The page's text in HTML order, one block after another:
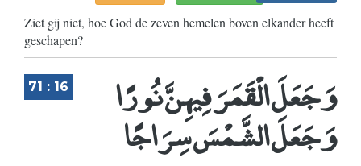
Ziet gij niet, hoe God de zeven hemelen boven elkander heeft
geschapen?
71 : 16 وَجَعَلَ الْقَمَرَ فِيهِنَّ نُورًا
وَجَعَلَ الشَّمْسَ سِرَاجًا